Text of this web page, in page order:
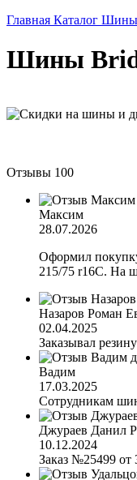
Главная Каталог Шины
Шины
Отзывы 100
Максим
28.07.2026
Оформил
215/75 r16C. На
Назаров Роман
02.04.2025
Заказывал
Вадим
17.03.2025
Сотрудникам
Джураев Данил
10.12.2024
Заказ №25499 от